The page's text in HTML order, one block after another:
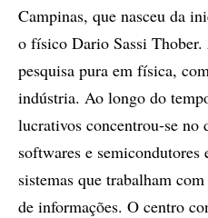
Campinas, que nasceu da
o físico Dario Sassi
pesquisa pura em física,
indústria. Ao longo do
lucrativos concentrou-se no
softwares e semicondutores
sistemas que trabalham
de informações. O centro